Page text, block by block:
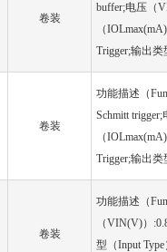
卷装
buffer;电压（
（
Trigger;输出类
卷装
功能描述（
Schmitt
（
Trigger;输出类
卷装
功能描述（
（VIN(V)）
型（Input